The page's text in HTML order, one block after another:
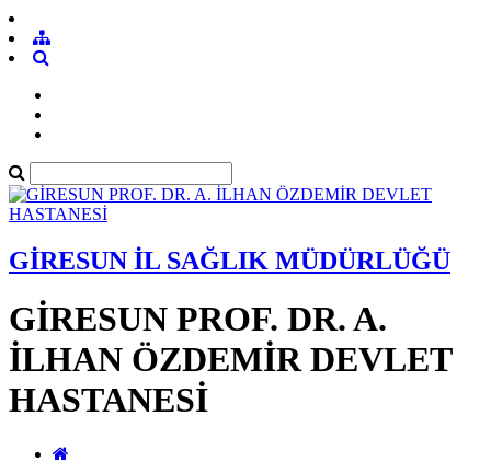
GİRESUN İL SAĞLIK MÜDÜRLÜĞÜ
GİRESUN PROF. DR. A.
İLHAN ÖZDEMİR DEVLET
HASTANESİ